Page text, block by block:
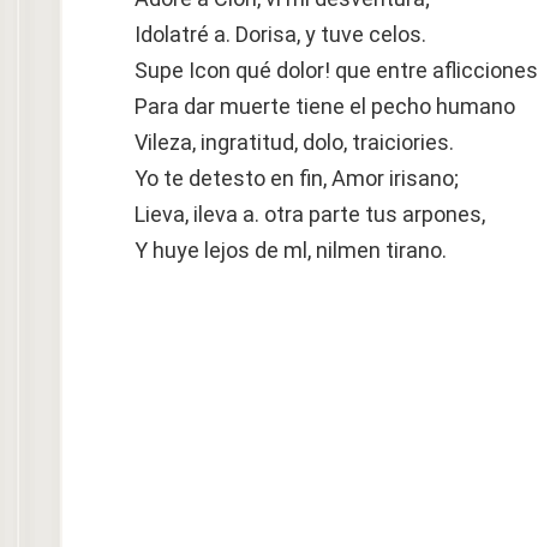
Idolatré a. Dorisa, y tuve celos.
Supe Icon qué dolor! que entre aflicciones
Para dar muerte tiene el pecho humano
Vileza, ingratitud, dolo, traiciories.
Yo te detesto en fin, Amor irisano;
Lieva, ileva a. otra parte tus arpones,
Y huye lejos de ml, nilmen tirano.